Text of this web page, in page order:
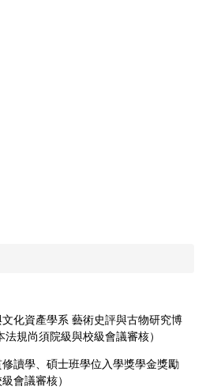
化資產學系 藝術史評與古物研究博
規尚須院級與校級會議審核）
讀學、碩士班學位入學獎學金獎勵
會議審核）